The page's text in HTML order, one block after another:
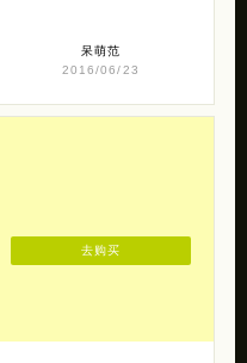
呆萌范
2016/06/23
去购买